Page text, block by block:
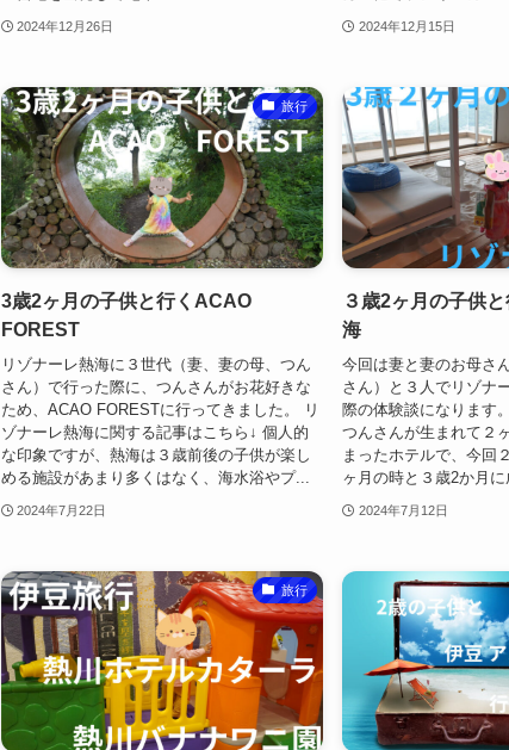
2024年12月26日 2024年12月15日
旅行
3歳2ヶ月の子供と行くACAO
FOREST
リゾナーレ熱海に３世代（妻、妻の母、つん
さん）で行った際に、つんさんがお花好きな
ため、ACAO FORESTに行ってきました。 リ
ゾナーレ熱海に関する記事はこちら↓ 個人的
な印象ですが、熱海は３歳前後の子供が楽し
める施設があまり多くはなく、海水浴やプ...
2024年7月22日
３歳2ヶ月の子供
海
今回は妻と妻のお母さ
さん）と３人でリゾナ
際の体験談になります
つんさんが生まれて２
まったホテルで、今回
ヶ月の時と３歳2か月に
2024年7月12日
旅行